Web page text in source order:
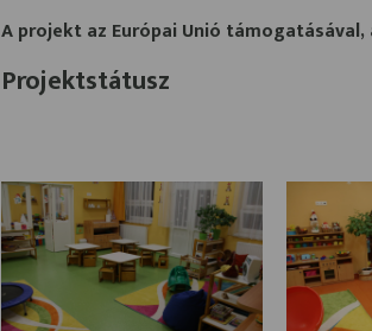
A projekt az Európai Unió
Projektstátusz